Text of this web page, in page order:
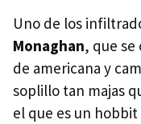
Uno de los
Monaghan, que
de americana y
soplillo tan majas
el que es un hobbit